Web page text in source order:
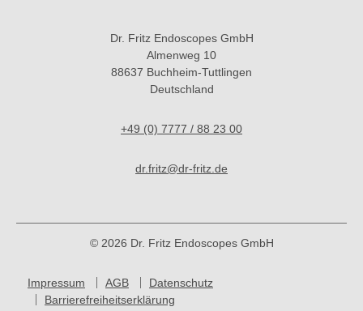
Dr. Fritz Endoscopes GmbH
Almenweg 10
88637 Buchheim-Tuttlingen
Deutschland
+49 (0) 7777 / 88 23 00
dr.fritz@dr-fritz.de
© 2026 Dr. Fritz Endoscopes GmbH
Impressum AGB
Datenschutz
Barrierefreiheitserklärung